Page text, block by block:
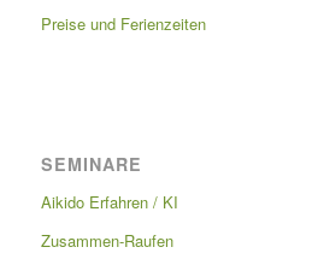
Preise und Ferienzeiten
SEMINARE
Aikido Erfahren / KI
Zusammen-Raufen